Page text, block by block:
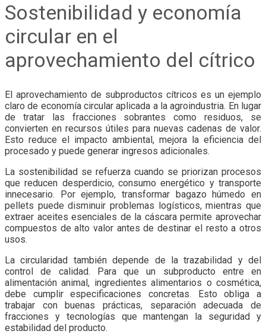
Sostenibilidad y economía
circular en el
aprovechamiento del cítrico
El aprovechamiento de subproductos cítricos es un ejemplo
claro de economía circular aplicada a la agroindustria. En lugar
de tratar las fracciones sobrantes como residuos, se
convierten en recursos útiles para nuevas cadenas de valor.
Esto reduce el impacto ambiental, mejora la eficiencia del
procesado y puede generar ingresos adicionales.
La sostenibilidad se refuerza cuando se priorizan procesos
que reducen desperdicio, consumo energético y transporte
innecesario. Por ejemplo, transformar bagazo húmedo en
pellets puede disminuir problemas logísticos, mientras que
extraer aceites esenciales de la cáscara permite aprovechar
compuestos de alto valor antes de destinar el resto a otros
usos.
La circularidad también depende de la trazabilidad y del
control de calidad. Para que un subproducto entre en
alimentación animal, ingredientes alimentarios o cosmética,
debe cumplir especificaciones concretas. Esto obliga a
trabajar con buenas prácticas, separación adecuada de
fracciones y tecnologías que mantengan la seguridad y
estabilidad del producto.